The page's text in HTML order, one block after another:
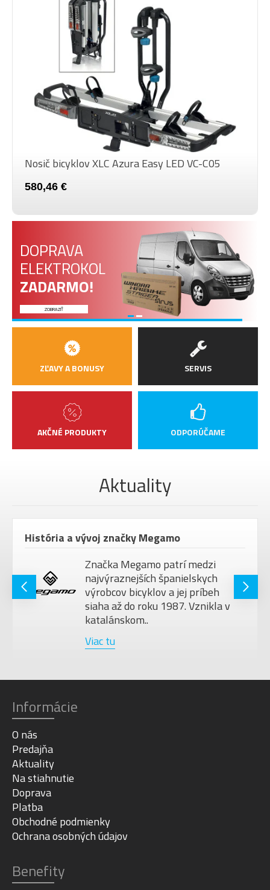
Nosič bicyklov XLC Azura Easy LED VC-C05
580,46 €
DOPRAVA
ELEKTROKOL
ZADARMO!
ZOBRAZIŤ
ZĽAVY A BONUSY
AKČNÉ PRODUKTY
SERVIS
ODPORÚČAME
Aktuality
História a vývoj značky Megamo
Značka Megamo patrí medzi
najvýraznejších španielskych
výrobcov bicyklov a jej príbeh
siaha až do roku 1987. Vznikla v
katalánskom..
Viac tu
Informácie
O nás
Predajňa
Aktuality
Na stiahnutie
Doprava
Platba
Obchodné podmienky
Ochrana osobných údajov
Benefity